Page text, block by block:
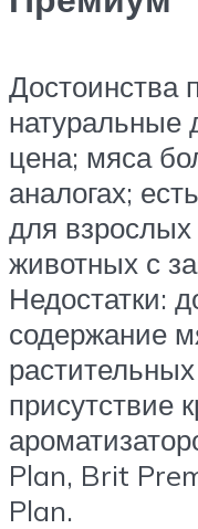
Достоинства
натуральные
цена; мяса
аналогах;
для
животных с
Недостатки:
содержание
присутствие
Plan, Brit
Plan.